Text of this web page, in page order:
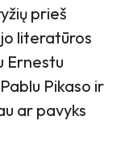
prieš
literatūros
Ernestu
Pikaso ir
ar pavyks